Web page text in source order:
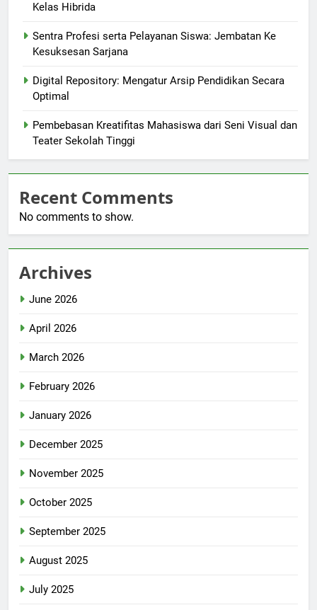
Kelas Hibrida
Sentra Profesi serta Pelayanan Siswa: Jembatan Ke
Kesuksesan Sarjana
Digital Repository: Mengatur Arsip Pendidikan Secara
Optimal
Pembebasan Kreatifitas Mahasiswa dari Seni Visual dan
Teater Sekolah Tinggi
Recent Comments
No comments to show.
Archives
June 2026
April 2026
March 2026
February 2026
January 2026
December 2025
November 2025
October 2025
September 2025
August 2025
July 2025